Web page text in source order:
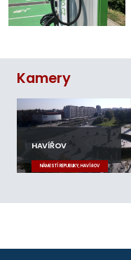
Kamery
HAVÍŘOV
NÁMĚSTÍ REPUBLIKY, HAVÍŘOV